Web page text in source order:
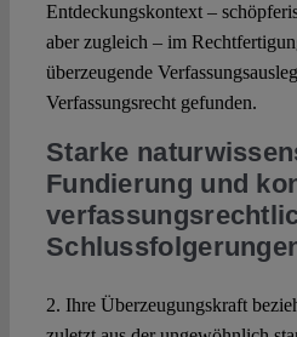
Entdeckungskontext –
aber zugleich – im
überzeugende
Verfassungsrecht gefunden.
Starke
Fundierung und
2. Ihre Überzeugungskraft